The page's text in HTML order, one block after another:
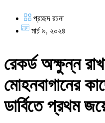
প্রচ্ছদ রচনা
মার্চ ৯, ২০২৪
রেকর্ড অক্ষুন্ন
মোহনবাগানের
ডার্বিতে প্রথম